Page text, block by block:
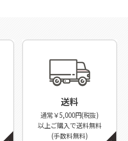
送料
通常￥5,000円(税抜)
以上ご購入で送料無料
(手数料無料)